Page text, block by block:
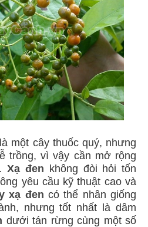
là một cây thuốc quý, nhưng
trồng, vì vậy cần mở rộng
Xạ đen không đòi hỏi tốn
yêu cầu kỹ thuật cao và
xạ đen có thể nhân giống
nhưng tốt nhất là dâm
dưới tán rừng cùng một số